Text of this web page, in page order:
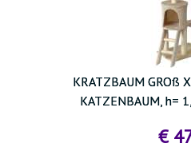
KRATZBAUM GROß
KATZENBAUM, h=
€